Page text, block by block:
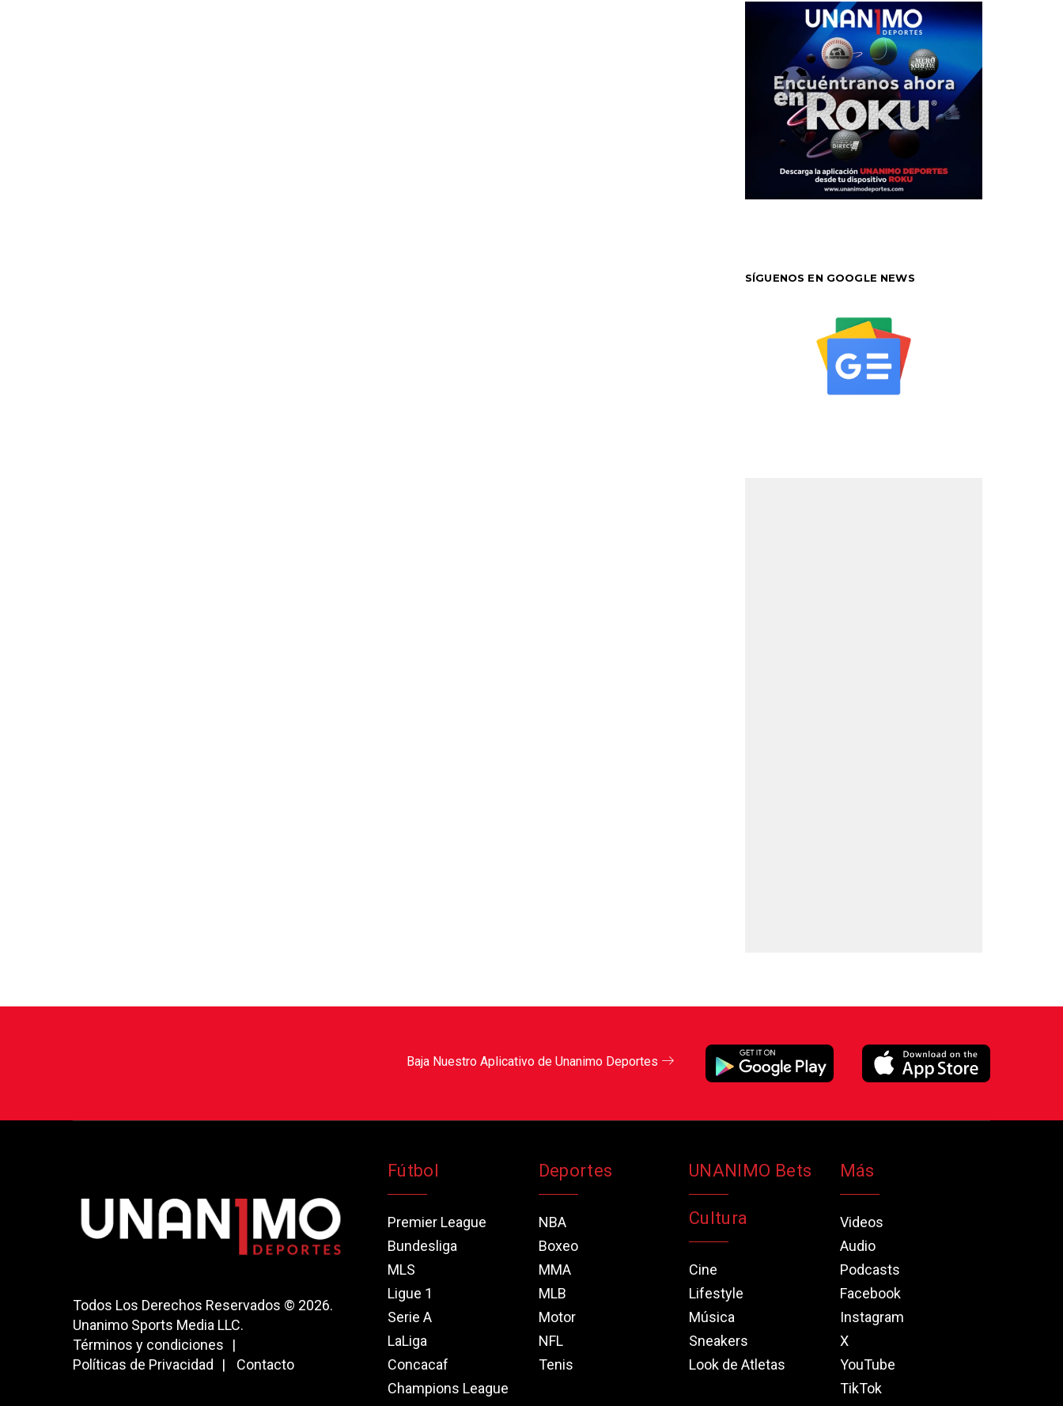
SÍGUENOS EN GOOGLE NEWS
Baja Nuestro Aplicativo de Unanimo Deportes
Todos Los Derechos Reservados © 2026.
Unanimo Sports Media LLC.
Términos y condiciones
Políticas de Privacidad
Contacto
Fútbol
Premier League
Bundesliga
MLS
Ligue 1
Serie A
LaLiga
Concacaf
Champions League
Deportes
NBA
Boxeo
MMA
MLB
Motor
NFL
Tenis
UNANIMO Bets
Cultura
Cine
Lifestyle
Música
Sneakers
Look de Atletas
Más
Videos
Audio
Podcasts
Facebook
Instagram
X
YouTube
TikTok